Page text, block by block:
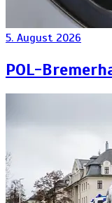
5. August 2026
POL-